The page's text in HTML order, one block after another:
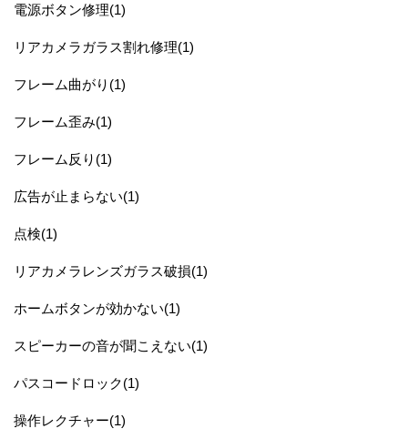
電源ボタン修理(1)
リアカメラガラス割れ修理(1)
フレーム曲がり(1)
フレーム歪み(1)
フレーム反り(1)
広告が止まらない(1)
点検(1)
リアカメラレンズガラス破損(1)
ホームボタンが効かない(1)
スピーカーの音が聞こえない(1)
パスコードロック(1)
操作レクチャー(1)